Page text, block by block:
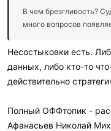
и
:
В чем брезгливость?
много вопросов
Несостыковки есть.
данных, либо кто-то
действительно
Полный ОФФтопик -
Афанасьев Николай